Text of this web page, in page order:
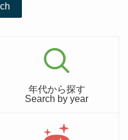
年代から探す
Search by year